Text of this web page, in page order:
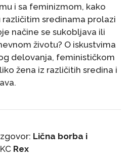
i sa feminizmom, kako
sredinama prolazi
načine se sukobljava ili
životu? O iskustvima
delovanja, feminističkom
žena iz različitih sredina i
Lična borba i
Rex